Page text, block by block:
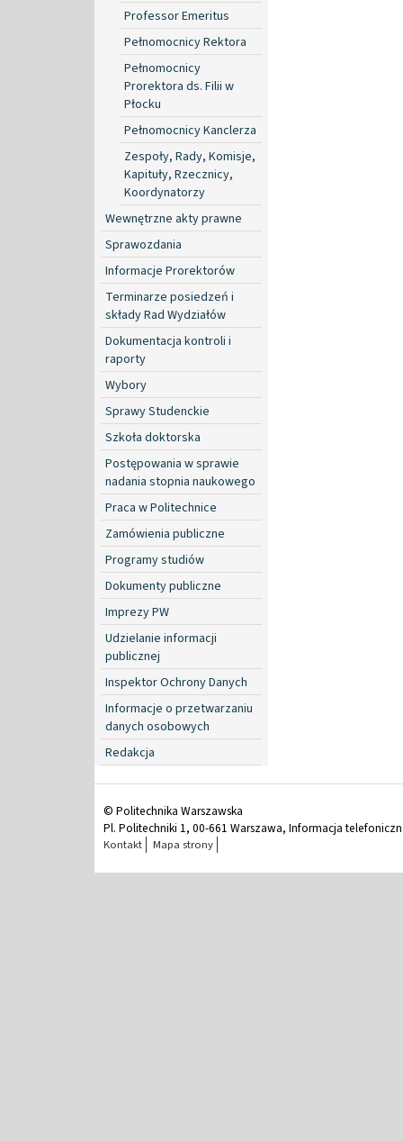
Professor Emeritus
Pełnomocnicy Rektora
Pełnomocnicy
Prorektora ds. Filii w
Płocku
Pełnomocnicy Kanclerza
Zespoły, Rady, Komisje,
Kapituły, Rzecznicy,
Koordynatorzy
Wewnętrzne akty prawne
Sprawozdania
Informacje Prorektorów
Terminarze posiedzeń i
składy Rad Wydziałów
Dokumentacja kontroli i
raporty
Wybory
Sprawy Studenckie
Szkoła doktorska
Postępowania w sprawie
nadania stopnia naukowego
Praca w Politechnice
Zamówienia publiczne
Programy studiów
Dokumenty publiczne
Imprezy PW
Udzielanie informacji
publicznej
Inspektor Ochrony Danych
Informacje o przetwarzaniu
danych osobowych
Redakcja
© Politechnika Warszawska
Pl. Politechniki 1, 00-661 Warszawa, Informacja
Kontakt Mapa strony